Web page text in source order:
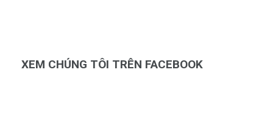
XEM CHÚNG TÔI TRÊN FACEBOOK